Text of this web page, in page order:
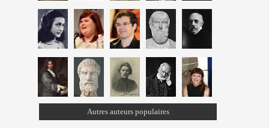
Autres auteurs populaires